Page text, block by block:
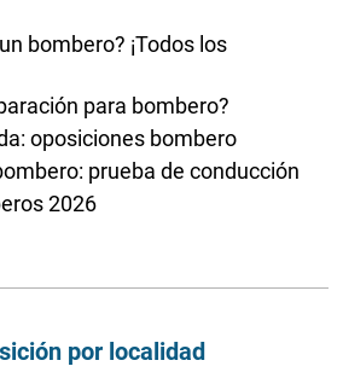
bombero? ¡Todos los
para bombero?
oposiciones bombero
prueba de conducción
2026
por localidad